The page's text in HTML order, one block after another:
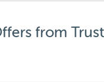
from